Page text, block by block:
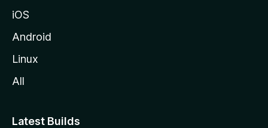
iOS
Android
Linux
All
Latest Builds